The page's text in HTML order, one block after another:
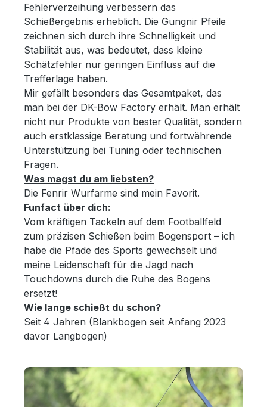
Fehlerverzeihung verbessern das
Schießergebnis erheblich. Die Gungnir Pfeile
zeichnen sich durch ihre Schnelligkeit und
Stabilität aus, was bedeutet, dass kleine
Schätzfehler nur geringen Einfluss auf die
Trefferlage haben.
Mir gefällt besonders das Gesamtpaket, das
man bei der DK-Bow Factory erhält. Man erhält
nicht nur Produkte von bester Qualität, sondern
auch erstklassige Beratung und fortwährende
Unterstützung bei Tuning oder technischen
Fragen.
Was magst du am liebsten?
Die Fenrir Wurfarme sind mein Favorit.
Funfact über dich:
Vom kräftigen Tackeln auf dem Footballfeld
zum präzisen Schießen beim Bogensport – ich
habe die Pfade des Sports gewechselt und
meine Leidenschaft für die Jagd nach
Touchdowns durch die Ruhe des Bogens
ersetzt!
Wie lange schießt du schon?
Seit 4 Jahren (Blankbogen seit Anfang 2023
davor Langbogen)